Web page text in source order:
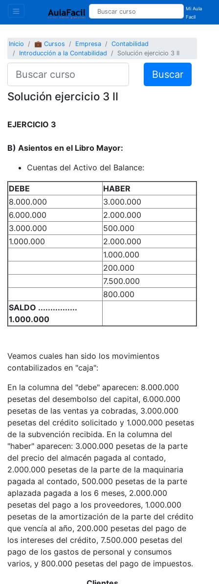
Mi Aula
Facil
Inicio 💼 Cursos Empresa
Contabilidad
Introducción a la Contabilidad
Solución ejercicio 3 II
Buscar
Solución ejercicio 3 II
EJERCICIO 3
B) Asientos en el Libro Mayor:
Cuentas del Activo del Balance:
DEBE
HABER
8.000.000
3.000.000
6.000.000
2.000.000
3.000.000
500.000
1.000.000
2.000.000
1.000.000
200.000
7.500.000
800.000
SALDO ................
1.000.000
Veamos cuales han sido los movimientos
contabilizados en "caja":
En la columna del "debe" aparecen: 8.000.000
pesetas del desembolso del capital, 6.000.000
pesetas de las ventas ya cobradas, 3.000.000
pesetas del crédito solicitado y 1.000.000 pesetas
de la subvención recibida. En la columna del
"haber" aparecen: 3.000.000 pesetas de la parte
del precio del almacén pagada al contado,
2.000.000 pesetas de la parte de la maquinaria
pagada al contado, 500.000 pesetas de la parte
aplazada pagada a los 6 meses, 2.000.000
pesetas del pago a los proveedores, 1.000.000
pesetas de la amortización de la parte del crédito
que vencía al año, 200.000 pesetas del pago de
los intereses del crédito, 7.500.000 pesetas del
pago de los gastos de personal y consumos
varios, y 800.000 pesetas del pago de impuestos.